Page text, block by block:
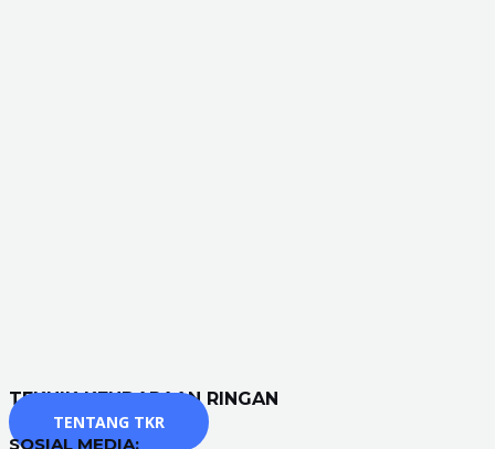
TEKNIK KENDARAAN RINGAN
TENTANG TKR
SOSIAL MEDIA: